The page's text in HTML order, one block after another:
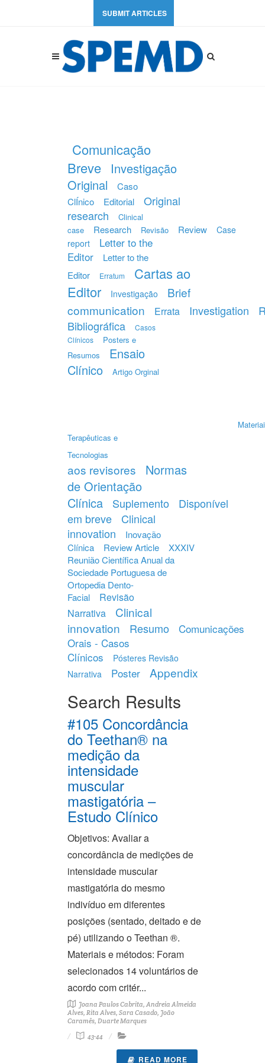
SUBMIT ARTICLES
Comunicação
Breve
Investigação
Original
Caso
ClÍnico
Editorial
Original
research
Clinical
case
Research Revisão Review
Case
report
Letter to the
Editor
Letter to the
Editor
Erratum
Cartas ao
Editor
Investigação
Brief
communication
Errata Investigation
Bibliográfica
Casos
Clínicos
Posters e
Resumos
Ensaio
Clínico
Artigo Orginal
Terapêuticas e
Tecnologias
aos revisores
Normas
de Orientação
Clínica
Suplemento
Disponível
em breve
Clinical
innovation
Inovação
Clínica
Review Article
XXXIV
Reunião Científica Anual da
Sociedade Portuguesa de
Ortopedia Dento-
Facial
Revisão
Narrativa
Clinical
innovation
Resumo
Comunicações
Orais - Casos
Clínicos
Pósteres Revisão
Narrativa
Poster Appendix
Search Results
#105 Concordância
do Teethan® na
medição da
intensidade
muscular
mastigatória –
Estudo Clínico
Objetivos: Avaliar a
concordância de medições de
intensidade muscular
mastigatória do mesmo
indivíduo em diferentes
posições (sentado, deitado e de
pé) utilizando o Teethan ®.
Materiais e métodos: Foram
selecionados 14 voluntários de
acordo com critér...
Joana Paulos Cabrita, Andreia Almeida
Alves, Rita Alves, Sara Casado, João
Caramês, Duarte Marques
43-44
READ MORE